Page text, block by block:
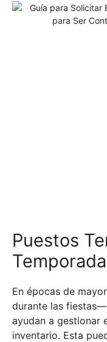
Puestos
Temporada
En épocas de
durante las
ayudan a gestionar
inventario. Esta